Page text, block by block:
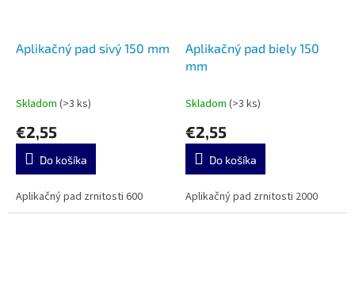
Aplikačný pad sivý 150 mm
Skladom (>3 ks)
€2,55
Do košíka
Aplikačný pad zrnitosti 600
Aplikačný pad biely 150
mm
Skladom (>3 ks)
€2,55
Do košíka
Aplikačný pad zrnitosti 2000